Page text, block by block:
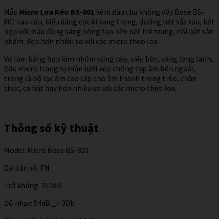
Mẫu Micro Loa Kéo BS-801 kèm đầu thu không dây Bose BS-
801 cao cấp, kiểu dáng cực kì sang trọng, đường nét sắc xảo, kết
hợp với màu đồng sáng bóng tạo nên nét trẻ trung, nổi bật sản
phẩm. đẹp hơn nhiều so với các micro theo loa.
Vỏ làm bằng hợp kim nhôm cứng cáp, siêu bền, sáng long lanh,
Đầu micro trang bị màn lưới kép chống tạp âm bên ngoài,
trong là bộ lọc âm cao cấp cho âm thanh trong trẻo, chân
thực, ca hát hay hơn nhiều so với các micro theo loa.
Thông số kỹ thuật
Model: Micro Bose BS-801
Dải tần số: FM
Trở kháng: 152dB
Độ nhạy: 54dB _+ 3Db